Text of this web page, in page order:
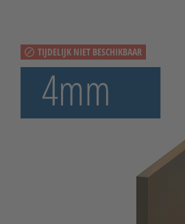
TIJDELIJK NIET BESCHIKBAAR